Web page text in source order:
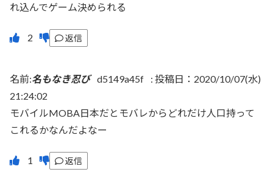
れ込んでゲーム決められる
返信
名前:名もなき忍び d5149a45f : 投稿日：2020/10/07(水)
21:24:02
モバイルMOBA日本だとモバレからどれだけ人口持って
これるかなんだよなー
返信